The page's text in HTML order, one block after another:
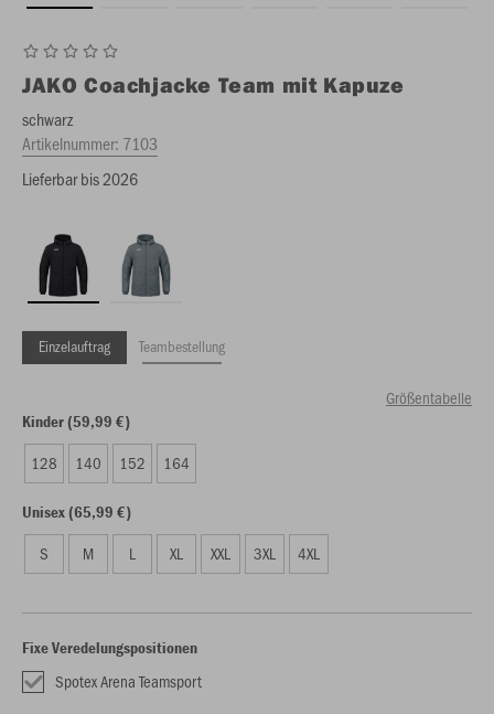
JAKO Coachjacke Team mit Kapuze
schwarz
Artikelnummer: 7103
Lieferbar bis 2026
Einzelauftrag Teambestellung
Größentabelle
Kinder (59,99 €)
128 140 152 164
Unisex (65,99 €)
S M L XL XXL 3XL 4XL
Fixe Veredelungspositionen
Spotex Arena Teamsport